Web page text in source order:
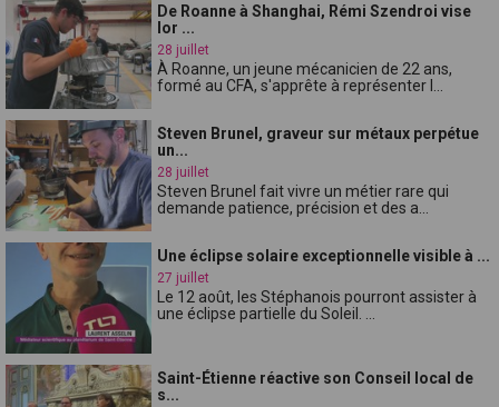
De Roanne à Shanghai, Rémi Szendroi vise
lor ...
28 juillet
À Roanne, un jeune mécanicien de 22 ans,
formé au CFA, s'apprête à représenter l...
Steven Brunel, graveur sur métaux perpétue
un...
28 juillet
Steven Brunel fait vivre un métier rare qui
demande patience, précision et des a...
Une éclipse solaire exceptionnelle visible à ...
27 juillet
Le 12 août, les Stéphanois pourront assister à
une éclipse partielle du Soleil. ...
Saint-Étienne réactive son Conseil local de
s...